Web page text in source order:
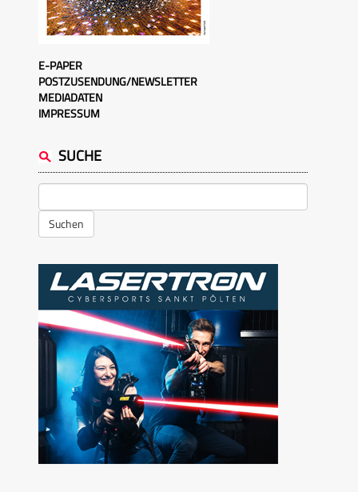
E-PAPER
POSTZUSENDUNG/NEWSLETTER
MEDIADATEN
IMPRESSUM
SUCHE
Suchen